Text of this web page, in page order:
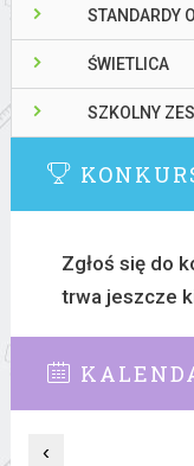
STANDARDY
ŚWIETLICA
SZKOLNY
Zgłoś się do
trwa jeszcze
‹